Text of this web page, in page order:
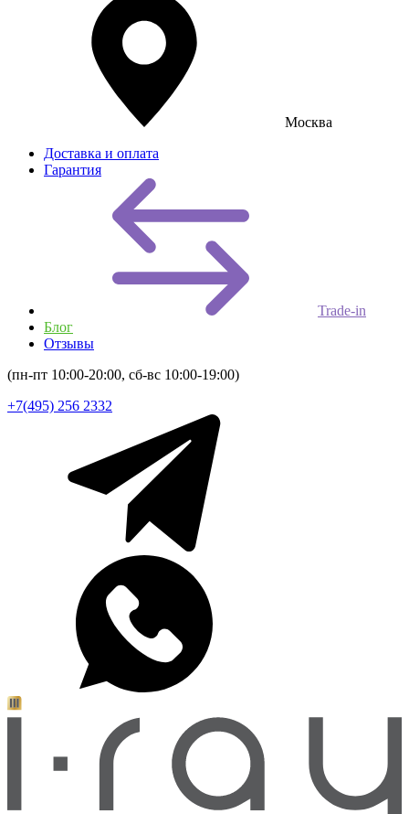
Москва
Доставка и оплата
Гарантия
Trade-in
Блог
Отзывы
(пн-пт 10:00-20:00, сб-вс 10:00-19:00)
+7(495) 256 2332